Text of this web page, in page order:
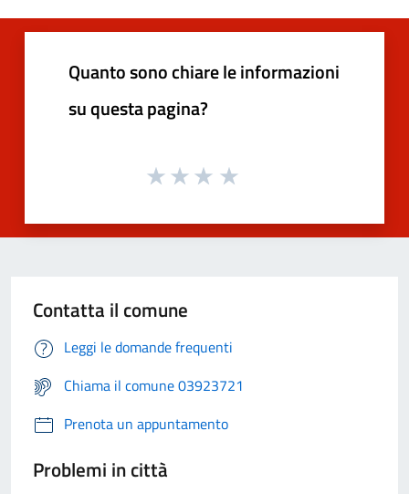
Quanto sono chiare le informazioni
su questa pagina?
Contatta il comune
Leggi le domande frequenti
Chiama il comune 03923721
Prenota un appuntamento
Problemi in città